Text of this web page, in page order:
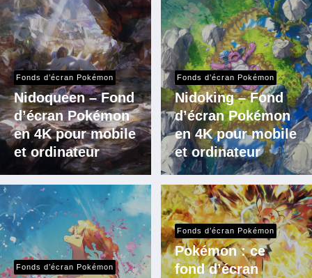
Fonds d’écran Pokémon
Nidoqueen – Fond
d’écran Pokémon
en 4K pour mobile
et ordinateur
Fonds d’écran Pokémon
Nidoking – Fond
d’écran Pokémon
en 4K pour mobile
et ordinateur
Fonds d’écran Pokémon
Fonds d’écran Pokémon
Pokémon : ce
fond d’écran